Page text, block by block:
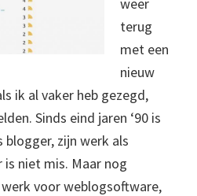
terug
met een
nieuw
ik al vaker heb gezegd,
Sinds eind jaren ‘90 is
zijn werk als
niet mis. Maar nog
voor weblogsoftware,